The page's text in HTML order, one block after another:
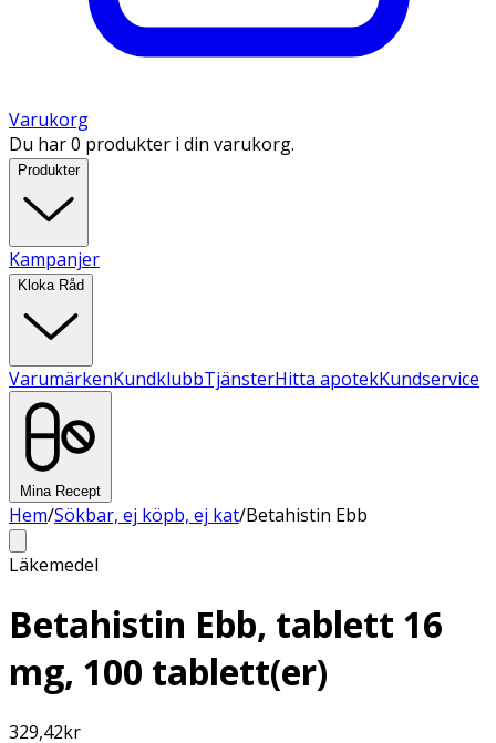
Varukorg
Du har 0 produkter i din varukorg.
Produkter
Kampanjer
Kloka Råd
VarumärkenKundklubbTjänsterHitta apotekKundservice
Mina Recept
Hem/Sökbar, ej köpb, ej kat/Betahistin Ebb
Läkemedel
Betahistin Ebb, tablett 16
mg, 100 tablett(er)
329,42kr